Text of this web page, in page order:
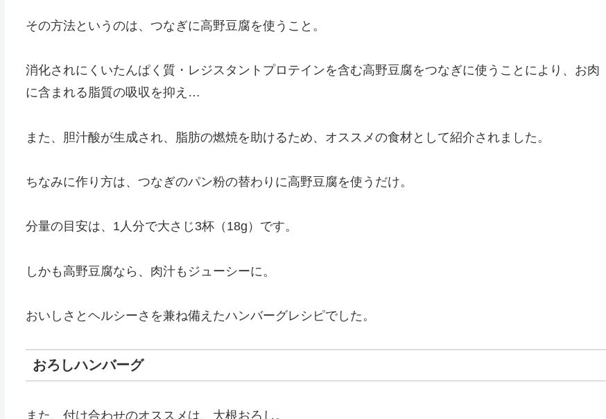
その方法というのは、つなぎに高野豆腐を使うこと。
消化されにくいたんぱく質・レジスタントプロテインを含む高野豆腐をつなぎに使うことにより、お肉
に含まれる脂質の吸収を抑え…
また、胆汁酸が生成され、脂肪の燃焼を助けるため、オススメの食材として紹介されました。
ちなみに作り方は、つなぎのパン粉の替わりに高野豆腐を使うだけ。
分量の目安は、1人分で大さじ3杯（18g）です。
しかも高野豆腐なら、肉汁もジューシーに。
おいしさとヘルシーさを兼ね備えたハンバーグレシピでした。
おろしハンバーグ
また、付け合わせのオススメは、大根おろし。